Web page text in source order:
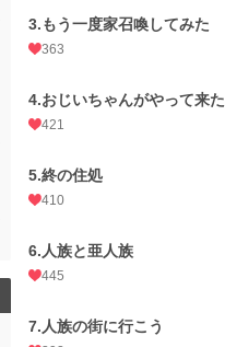
3.もう一度家召喚してみた
363
4.おじいちゃんがやって来た
421
5.終の住処
410
6.人族と亜人族
445
7.人族の街に行こう